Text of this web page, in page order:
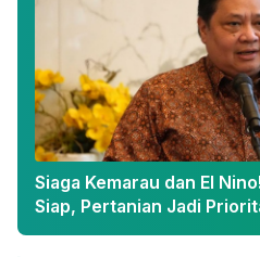
Siaga Kemarau dan El
Siap, Pertanian Jadi